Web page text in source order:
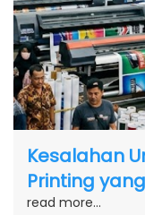
Kesalahan
Printing
read more...